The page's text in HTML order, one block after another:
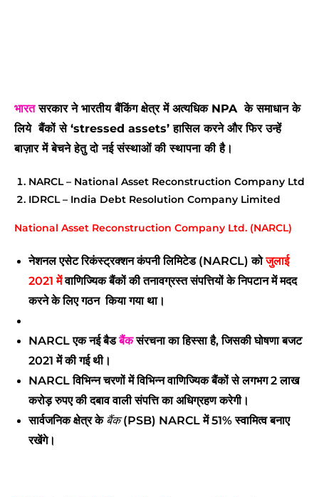
भारतसरकार ने भारतीय बैंकिंग क्षेत्र में अत्यधिक NPA के समाधान के
लिये बैंकों से ‘stressed assets’ हासिल करने और फिर उन्हें
बाज़ार में बेचने हेतु दो नई संस्थाओं की स्थापना की है।
NARCL – National Asset Reconstruction Company Ltd
IDRCL – India Debt Resolution Company Limited
National Asset Reconstruction Company Ltd. (NARCL)
नेशनल एसेट रिकंस्ट्रक्शन कंपनी लिमिटेड (NARCL) कोजुलाई
2021 मेंवाणिज्यिक बैंकों की तनावग्रस्त संपत्तियों के निपटान में मदद
करने के लिए गठन किया गया था।
NARCL एक नई बैडबैंकसंरचना का हिस्सा है, जिसकी घोषणा बजट
2021 में की गई थी।
NARCL विभिन्न चरणों में विभिन्न वाणिज्यिक बैंकों से लगभग 2 लाख
करोड़ रुपए की दबाव वाली संपत्ति का अधिग्रहण करेगी।
सार्वजनिक क्षेत्र के बैंक(PSB) NARCL में 51% स्वामित्व बनाए
रखेंगे।